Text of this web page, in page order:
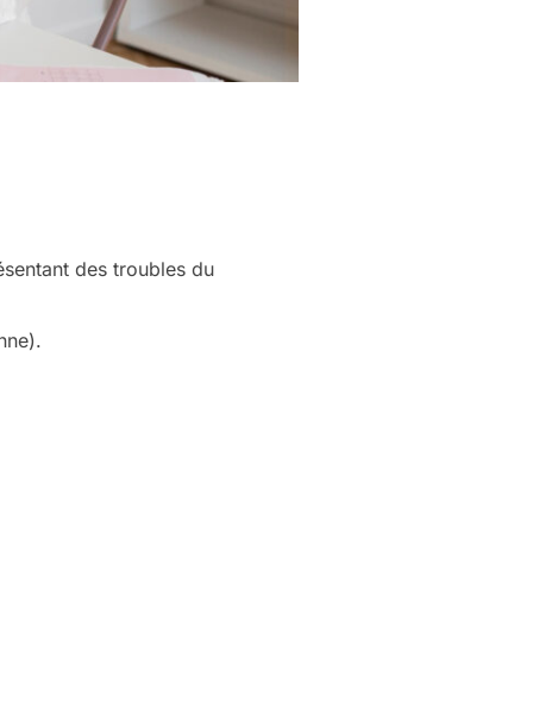
des troubles du